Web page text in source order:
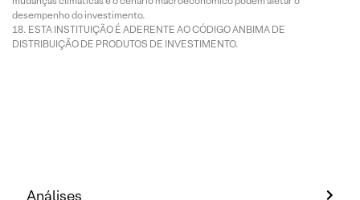
desempenho do investimento.
ESTA INSTITUIÇÃO É ADERENTE AO CÓDIGO ANBIMA DE
DISTRIBUIÇÃO DE PRODUTOS DE INVESTIMENTO.
Análises